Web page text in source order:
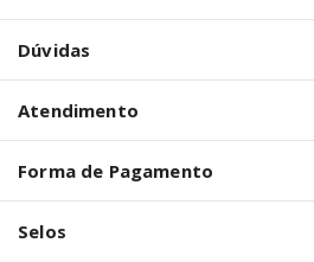
Dúvidas
Atendimento
Forma de Pagamento
Selos